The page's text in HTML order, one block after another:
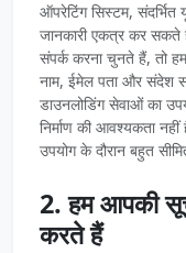
ऑपरेटिंग सिस्टम,
जानकारी एकत्र कर सकते
संपर्क करना चुनते हैं, तो
नाम, ईमेल पता और संदेश
डाउनलोडिंग सेवाओं का
निर्माण की आवश्यकता
उपयोग के दौरान बहुत
2. हम आपकी
करते हैं